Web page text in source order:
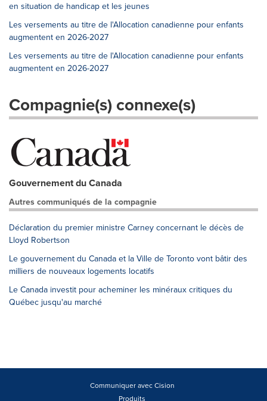
en situation de handicap et les jeunes
Les versements au titre de l'Allocation canadienne pour enfants
augmentent en 2026-2027
Les versements au titre de l'Allocation canadienne pour enfants
augmentent en 2026-2027
Compagnie(s) connexe(s)
Gouvernement du Canada
Autres communiqués de la compagnie
Déclaration du premier ministre Carney concernant le décès de
Lloyd Robertson
Le gouvernement du Canada et la Ville de Toronto vont bâtir des
milliers de nouveaux logements locatifs
Le Canada investit pour acheminer les minéraux critiques du
Québec jusqu'au marché
Communiquer avec Cision
Produits